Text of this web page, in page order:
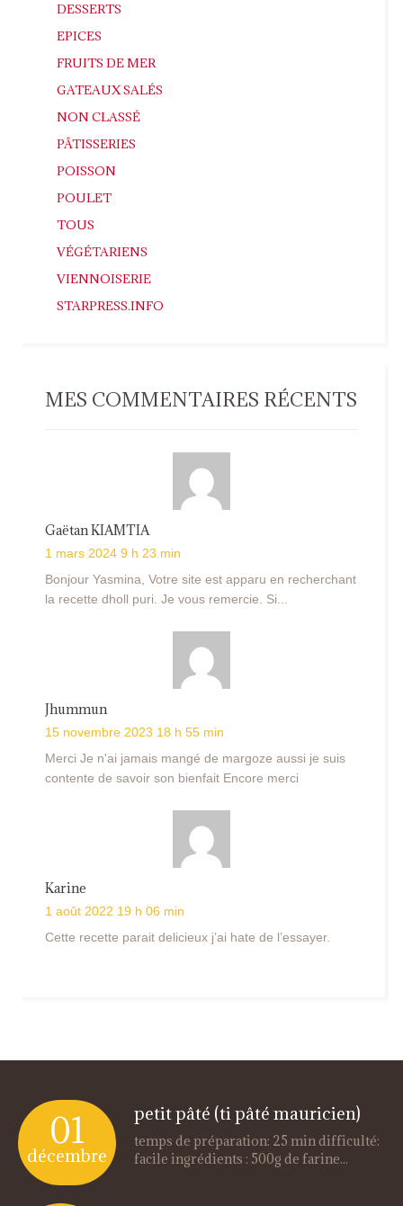
DESSERTS
EPICES
FRUITS DE MER
GATEAUX SALÉS
NON CLASSÉ
PÂTISSERIES
POISSON
POULET
TOUS
VÉGÉTARIENS
VIENNOISERIE
STARPRESS.INFO
MES COMMENTAIRES RÉCENTS
Gaëtan KIAMTIA
1 mars 2024 9 h 23 min
Bonjour Yasmina, Votre site est apparu en recherchant
la recette dholl puri. Je vous remercie. Si...
Jhummun
15 novembre 2023 18 h 55 min
Merci Je n'ai jamais mangé de margoze aussi je suis
contente de savoir son bienfait Encore merci
Karine
1 août 2022 19 h 06 min
Cette recette parait delicieux j’ai hate de l’essayer.
01
décembre
petit pâté (ti pâté mauricien)
temps de préparation: 25 min difficulté:
facile ingrédients : 500g de farine...